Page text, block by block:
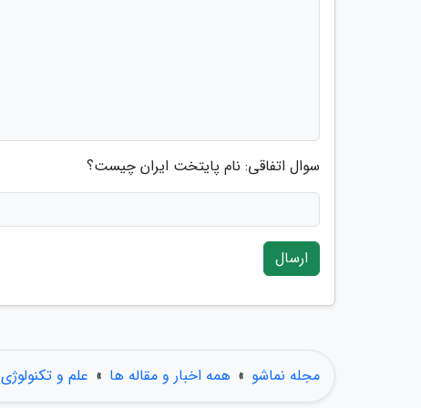
سوال اتفاقی: نام پایتخت ایران چیست؟
ارسال
مجله نماشو » همه اخبار و مقاله ها » علم و تکنولوژی